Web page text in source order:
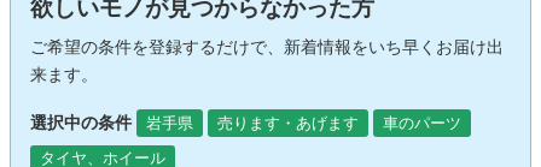
欲しいモノが見つからなかった方
ご希望の条件を登録するだけで、新着情報をいち早くお届け出
来ます。
選択中の条件 岩手県 売ります・あげます
車のパーツ
タイヤ、ホイール